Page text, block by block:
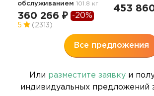
обслуживанием 101.8 кг
360 266 ₽ -20%
5 (2313)
453
Все предложения
Или разместите заявкуи
индивидуальных предложений